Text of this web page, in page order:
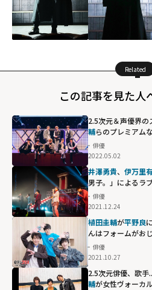
Related
この記事を見た人
2.5次元＆声優界の
輔らのプレミアム
俳優
2022.05.02
井澤勇貴、 伊万里
男子。」によるラ
俳優
2021.12.24
植田圭輔が平野良
んはフォームがお
俳優
2021.10.27
2.5次元俳優、歌手
輔が女性ヴォーカ